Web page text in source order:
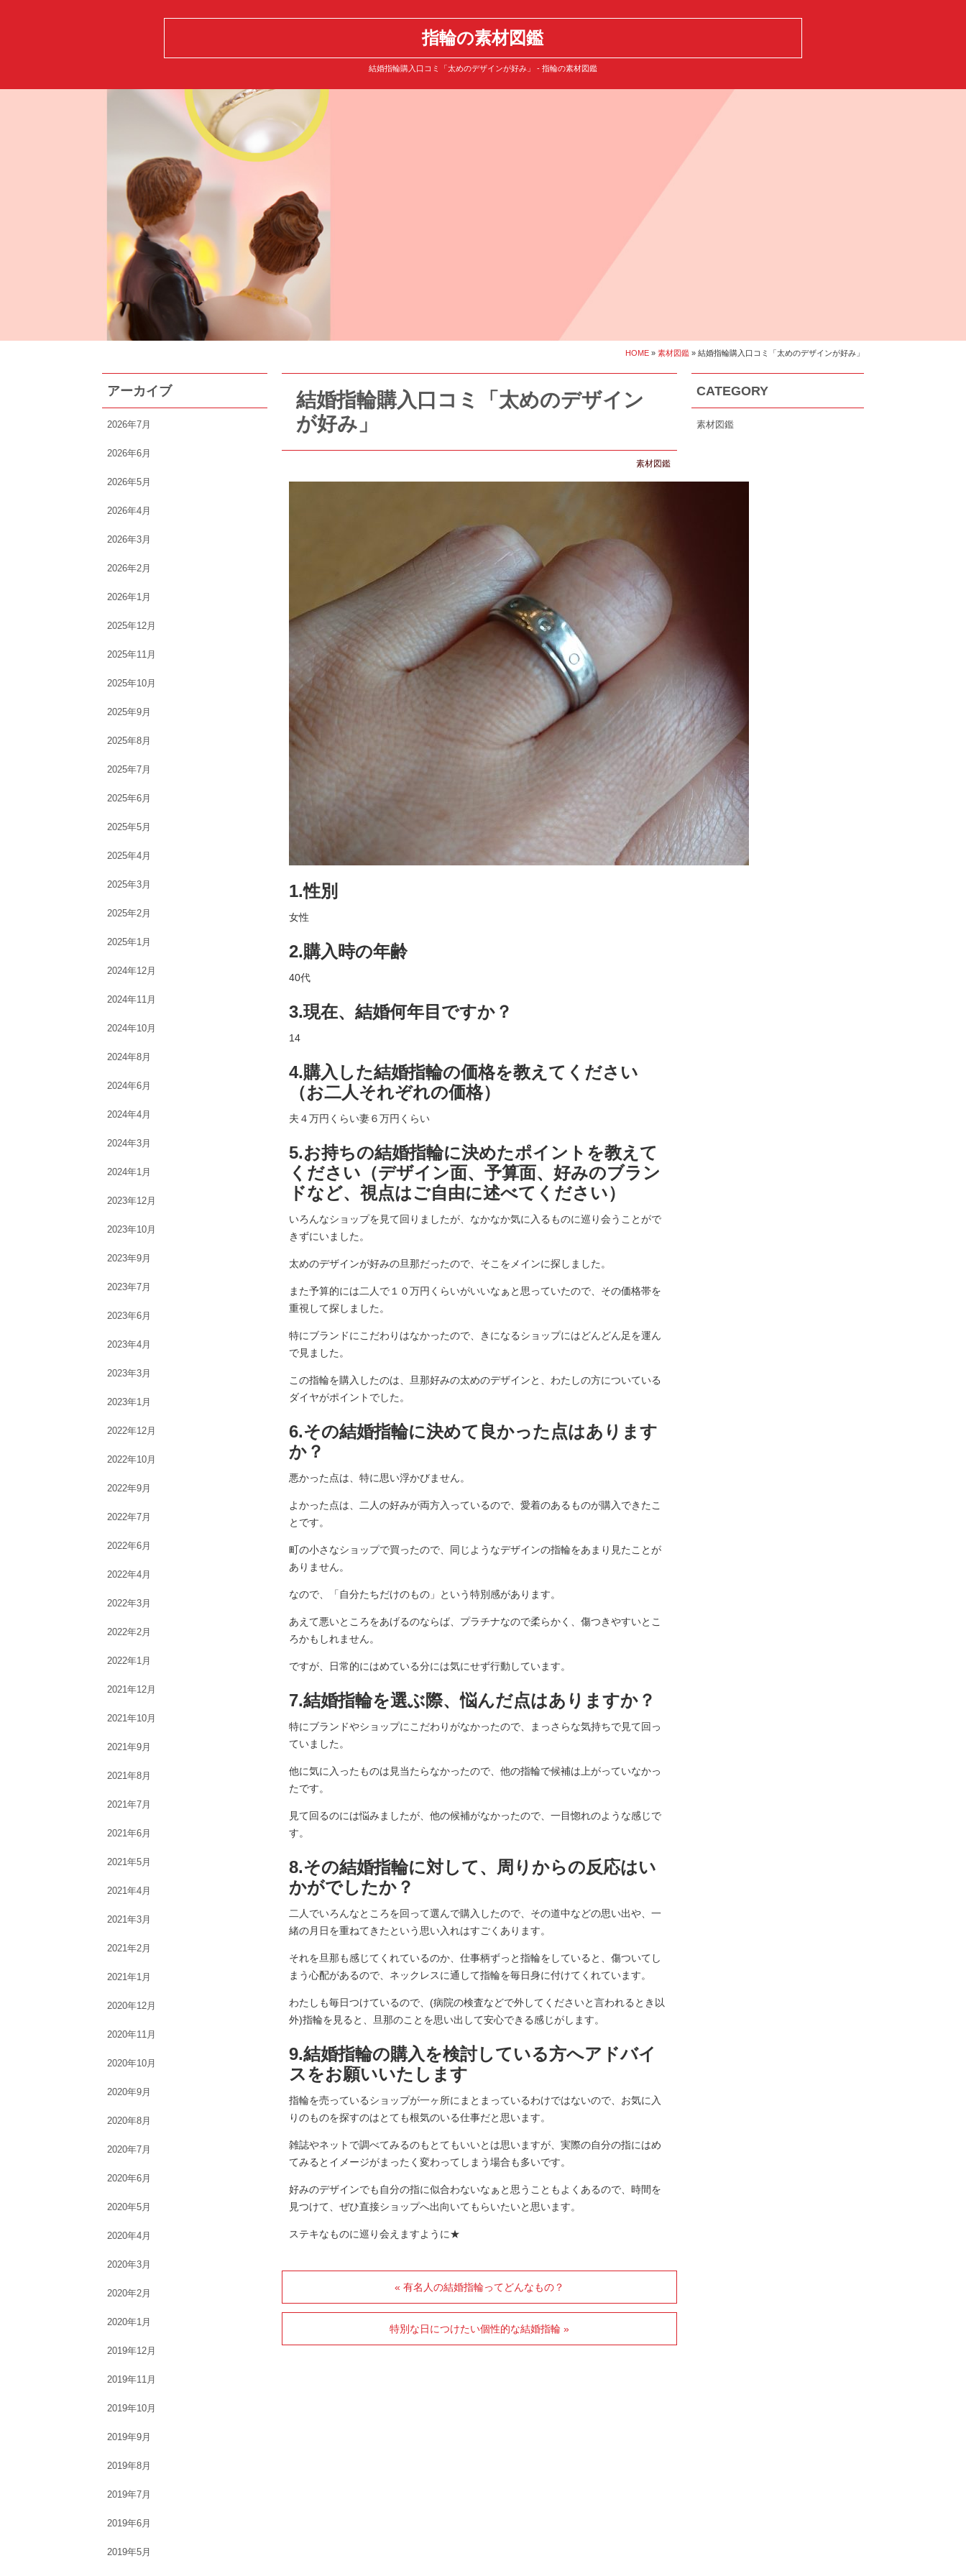
指輪の素材図鑑
結婚指輪購入口コミ「太めのデザインが好み」 - 指輪の素材図鑑
HOME » 素材図鑑 » 結婚指輪購入口コミ「太めのデザインが好み」
結婚指輪購入口コミ「太めのデザイン
が好み」
素材図鑑
1.性別
女性
2.購入時の年齢
40代
3.現在、結婚何年目ですか？
14
4.購入した結婚指輪の価格を教えてください
（お二人それぞれの価格）
夫４万円くらい妻６万円くらい
5.お持ちの結婚指輪に決めたポイントを教えて
ください（デザイン面、予算面、好みのブラン
ドなど、視点はご自由に述べてください）
いろんなショップを見て回りましたが、なかなか気に入るものに巡り会うことがで
きずにいました。
太めのデザインが好みの旦那だったので、そこをメインに探しました。
また予算的には二人で１０万円くらいがいいなぁと思っていたので、その価格帯を
重視して探しました。
特にブランドにこだわりはなかったので、きになるショップにはどんどん足を運ん
で見ました。
この指輪を購入したのは、旦那好みの太めのデザインと、わたしの方についている
ダイヤがポイントでした。
6.その結婚指輪に決めて良かった点はあります
か？
悪かった点は、特に思い浮かびません。
よかった点は、二人の好みが両方入っているので、愛着のあるものが購入できたこ
とです。
町の小さなショップで買ったので、同じようなデザインの指輪をあまり見たことが
ありません。
なので、「自分たちだけのもの」という特別感があります。
あえて悪いところをあげるのならば、プラチナなので柔らかく、傷つきやすいとこ
ろかもしれません。
ですが、日常的にはめている分には気にせず行動しています。
7.結婚指輪を選ぶ際、悩んだ点はありますか？
特にブランドやショップにこだわりがなかったので、まっさらな気持ちで見て回っ
ていました。
他に気に入ったものは見当たらなかったので、他の指輪で候補は上がっていなかっ
たです。
見て回るのには悩みましたが、他の候補がなかったので、一目惚れのような感じで
す。
8.その結婚指輪に対して、周りからの反応はい
かがでしたか？
二人でいろんなところを回って選んで購入したので、その道中などの思い出や、一
緒の月日を重ねてきたという思い入れはすごくあります。
それを旦那も感じてくれているのか、仕事柄ずっと指輪をしていると、傷ついてし
まう心配があるので、ネックレスに通して指輪を毎日身に付けてくれています。
わたしも毎日つけているので、(病院の検査などで外してくださいと言われるとき以
外)指輪を見ると、旦那のことを思い出して安心できる感じがします。
9.結婚指輪の購入を検討している方へアドバイ
スをお願いいたします
指輪を売っているショップが一ヶ所にまとまっているわけではないので、お気に入
りのものを探すのはとても根気のいる仕事だと思います。
雑誌やネットで調べてみるのもとてもいいとは思いますが、実際の自分の指にはめ
てみるとイメージがまったく変わってしまう場合も多いです。
好みのデザインでも自分の指に似合わないなぁと思うこともよくあるので、時間を
見つけて、ぜひ直接ショップへ出向いてもらいたいと思います。
ステキなものに巡り会えますように★
« 有名人の結婚指輪ってどんなもの？
特別な日につけたい個性的な結婚指輪 »
アーカイブ
2026年7月
2026年6月
2026年5月
2026年4月
2026年3月
2026年2月
2026年1月
2025年12月
2025年11月
2025年10月
2025年9月
2025年8月
2025年7月
2025年6月
2025年5月
2025年4月
2025年3月
2025年2月
2025年1月
2024年12月
2024年11月
2024年10月
2024年8月
2024年6月
2024年4月
2024年3月
2024年1月
2023年12月
2023年10月
2023年9月
2023年7月
2023年6月
2023年4月
2023年3月
2023年1月
2022年12月
2022年10月
2022年9月
2022年7月
2022年6月
2022年4月
2022年3月
2022年2月
2022年1月
2021年12月
2021年10月
2021年9月
2021年8月
2021年7月
2021年6月
2021年5月
2021年4月
2021年3月
2021年2月
2021年1月
2020年12月
2020年11月
2020年10月
2020年9月
2020年8月
2020年7月
2020年6月
2020年5月
2020年4月
2020年3月
2020年2月
2020年1月
2019年12月
2019年11月
2019年10月
2019年9月
2019年8月
2019年7月
2019年6月
2019年5月
CATEGORY
素材図鑑